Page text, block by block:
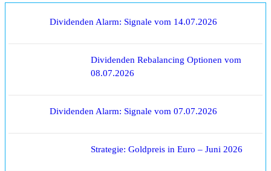
Dividenden Alarm: Signale vom 14.07.2026
Dividenden Rebalancing Optionen vom
08.07.2026
Dividenden Alarm: Signale vom 07.07.2026
Strategie: Goldpreis in Euro – Juni 2026